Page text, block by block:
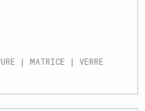
| MATRICE | VERRE